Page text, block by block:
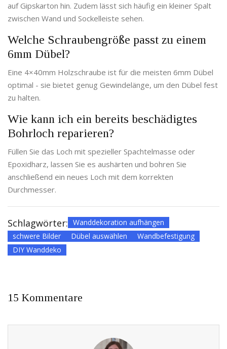
auf Gipskarton hin. Zudem lässt sich häufig ein kleiner Spalt
zwischen Wand und Sockelleiste sehen.
Welche Schraubengröße passt zu einem
6mm Dübel?
Eine 4×40mm Holzschraube ist für die meisten 6mm Dübel
optimal - sie bietet genug Gewindelänge, um den Dübel fest
zu halten.
Wie kann ich ein bereits beschädigtes
Bohrloch reparieren?
Füllen Sie das Loch mit spezieller Spachtelmasse oder
Epoxidharz, lassen Sie es aushärten und bohren Sie
anschließend ein neues Loch mit dem korrekten
Durchmesser.
Schlagwörter: Wanddekoration aufhängen
schwere Bilder
Dübel auswählen
Wandbefestigung
DIY Wanddeko
15 Kommentare